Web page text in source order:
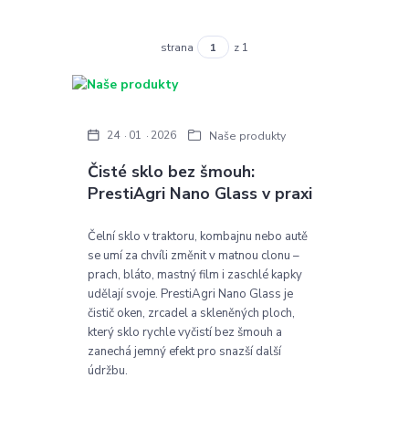
strana z 1
Čisté sklo bez šmouh:
PrestiAgri Nano Glass v praxi
24 01 2026 Naše produkty
Čelní sklo v traktoru, kombajnu nebo autě
se umí za chvíli změnit v matnou clonu –
prach, bláto, mastný film i zaschlé kapky
udělají svoje. PrestiAgri Nano Glass je
čistič oken, zrcadel a skleněných ploch,
který sklo rychle vyčistí bez šmouh a
zanechá jemný efekt pro snazší další
údržbu.